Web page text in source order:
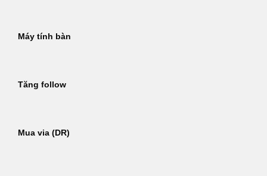
Máy tính bàn
Tăng follow
Mua via (DR)